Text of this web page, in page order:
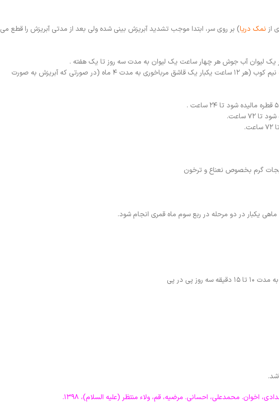
از نمک دریا) بر روی سر، ابتدا موجب تشدید آبریزش بینی شده ولی بعد از مدتی آبریزش را قطع می
یک لیوان آب جوش هر چهار ساعت یک لیوان به مدت سه روز تا یک هفته .
نیم کوب (هر ۱۲ ساعت یکبار یک قاشق مرباخوری به مدت ۴ ماه (در صورتی که آبریزش به صورت
گرم بخصوص نعناع و ترخون
یکبار در دو مرحله در ربع سوم ماه قمری انجام شود.
اخوان. محمدعلی، احسانی. مرضیه، قم، ولاء منتظر (علیه السلام)، ۱۳۹۸.